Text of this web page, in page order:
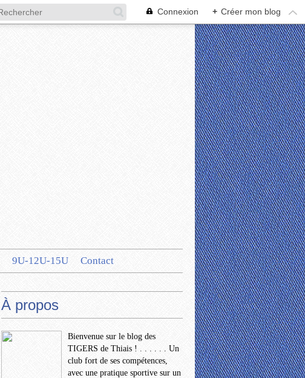
Connexion + Créer mon blog
9U-12U-15U Contact
À propos
Bienvenue sur le blog des
TIGERS de Thiais ! . . . . . . Un
club fort de ses compétences,
avec une pratique sportive sur un